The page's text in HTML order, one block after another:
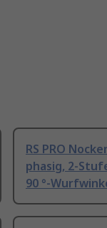
RS PRO
phasig, 2-
90 °-